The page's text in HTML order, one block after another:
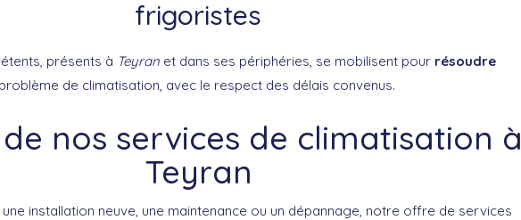
frigoristes
présents à Teyran et dans ses périphéries, se mobilisent pour résoudre
de climatisation, avec le respect des délais convenus.
nos services de climatisation à
Teyran
installation neuve, une maintenance ou un dépannage, notre offre de services